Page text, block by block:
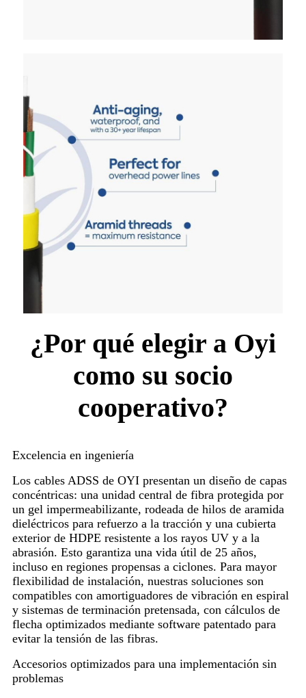
¿Por qué elegir a Oyi
como su socio
cooperativo?
Excelencia en ingeniería
Los cables ADSS de OYI presentan un diseño de capas
concéntricas: una unidad central de fibra protegida por
un gel impermeabilizante, rodeada de hilos de aramida
dieléctricos para refuerzo a la tracción y una cubierta
exterior de HDPE resistente a los rayos UV y a la
abrasión. Esto garantiza una vida útil de 25 años,
incluso en regiones propensas a ciclones. Para mayor
flexibilidad de instalación, nuestras soluciones son
compatibles con amortiguadores de vibración en espiral
y sistemas de terminación pretensada, con cálculos de
flecha optimizados mediante software patentado para
evitar la tensión de las fibras.
Accesorios optimizados para una implementación sin
problemas